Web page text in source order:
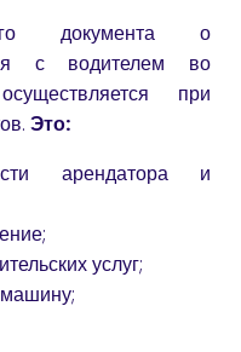
документа о
с водителем во
при
Это:
арендатора и
услуг;